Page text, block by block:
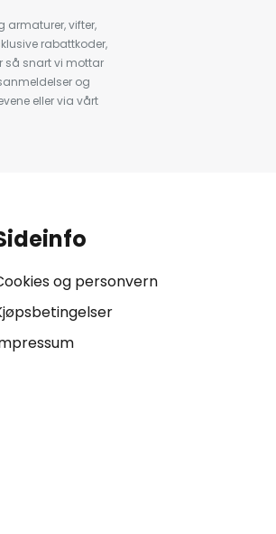
vifter,
rabattkoder,
så snart vi mottar
og
eller via vårt
og personvern